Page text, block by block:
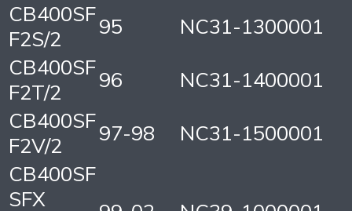
CB400SF
F2S/2
95
NC31-1300001
CB400SF
F2T/2
96
NC31-1400001
CB400SF
F2V/2
97-98
NC31-1500001
CB400SF
SFX